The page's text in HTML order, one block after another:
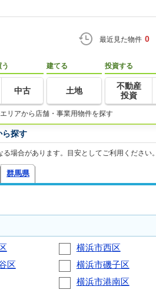
最近見た物件 0
中古
建てる
土地
投資する
不動産
投資
リアから店舗・事業用物件を探す
ら探す
場合があります。目安としてご利用ください。
群馬県
横浜市西区
区 横浜市磯子区
横浜市港南区